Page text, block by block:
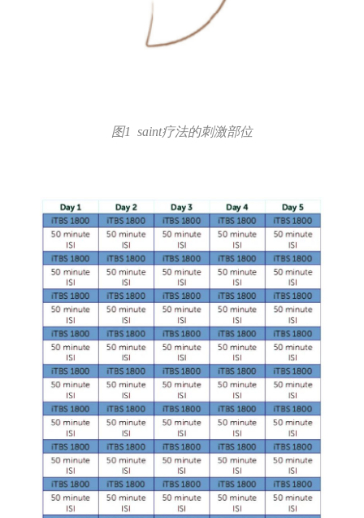
图1 saint疗法的刺激部位